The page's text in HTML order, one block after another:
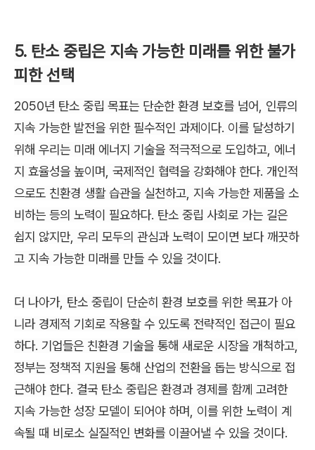
5. 탄소 중립은 지속 가능한 미래를 위한 불가
피한 선택
2050년 탄소 중립 목표는 단순한 환경 보호를 넘어, 인류의
지속 가능한 발전을 위한 필수적인 과제이다. 이를 달성하기
위해 우리는 미래 에너지 기술을 적극적으로 도입하고, 에너
지 효율성을 높이며, 국제적인 협력을 강화해야 한다. 개인적
으로도 친환경 생활 습관을 실천하고, 지속 가능한 제품을 소
비하는 등의 노력이 필요하다. 탄소 중립 사회로 가는 길은
쉽지 않지만, 우리 모두의 관심과 노력이 모이면 보다 깨끗하
고 지속 가능한 미래를 만들 수 있을 것이다.
더 나아가, 탄소 중립이 단순히 환경 보호를 위한 목표가 아
니라 경제적 기회로 작용할 수 있도록 전략적인 접근이 필요
하다. 기업들은 친환경 기술을 통해 새로운 시장을 개척하고,
정부는 정책적 지원을 통해 산업의 전환을 돕는 방식으로 접
근해야 한다. 결국 탄소 중립은 환경과 경제를 함께 고려한
지속 가능한 성장 모델이 되어야 하며, 이를 위한 노력이 계
속될 때 비로소 실질적인 변화를 이끌어낼 수 있을 것이다.